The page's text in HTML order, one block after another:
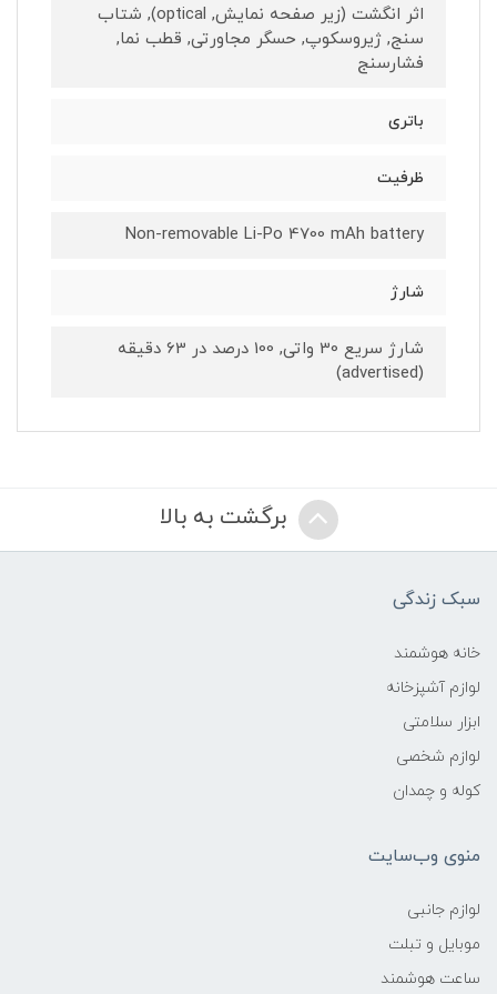
اثر انگشت (زیر صفحه نمایش, optical), شتاب
سنج, ژیروسکوپ, حسگر مجاورتی, قطب نما,
فشارسنج
باتری
ظرفیت
Non-removable Li-Po 4700 mAh battery
شارژ
شارژ سریع 30 واتی, 100 درصد در 63 دقیقه
(advertised)
برگشت به بالا
سبک زندگی
خانه هوشمند
لوازم آشپزخانه
ابزار سلامتی
لوازم شخصی
کوله و چمدان
منوی وب‌سایت
لوازم جانبی
موبایل و تبلت
ساعت هوشمند